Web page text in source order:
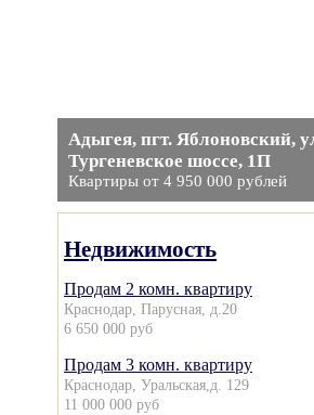
Адыгея, пгт. Яблоновский,
Тургеневское шоссе, 1П
Квартиры от 4 950 000 рублей
Недвижимость
Продам 2 комн. квартиру
Краснодар, Парусная, д.20
6 650 000 руб
Продам 3 комн. квартиру
Краснодар, Уральская,д. 129
11 000 000 руб